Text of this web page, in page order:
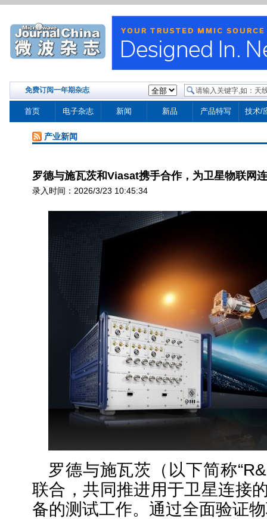
免费订阅一年期杂志
首页 电子杂志 新闻 新品 产品特写 技术/
产业新闻
罗德与施瓦茨和Viasat携手合作，为卫星物联网
录入时间：2026/3/23 10:45:34
罗德与施瓦茨（以下简称
联合，共同推进用于卫星连接
备的测试工作。通过全面验证